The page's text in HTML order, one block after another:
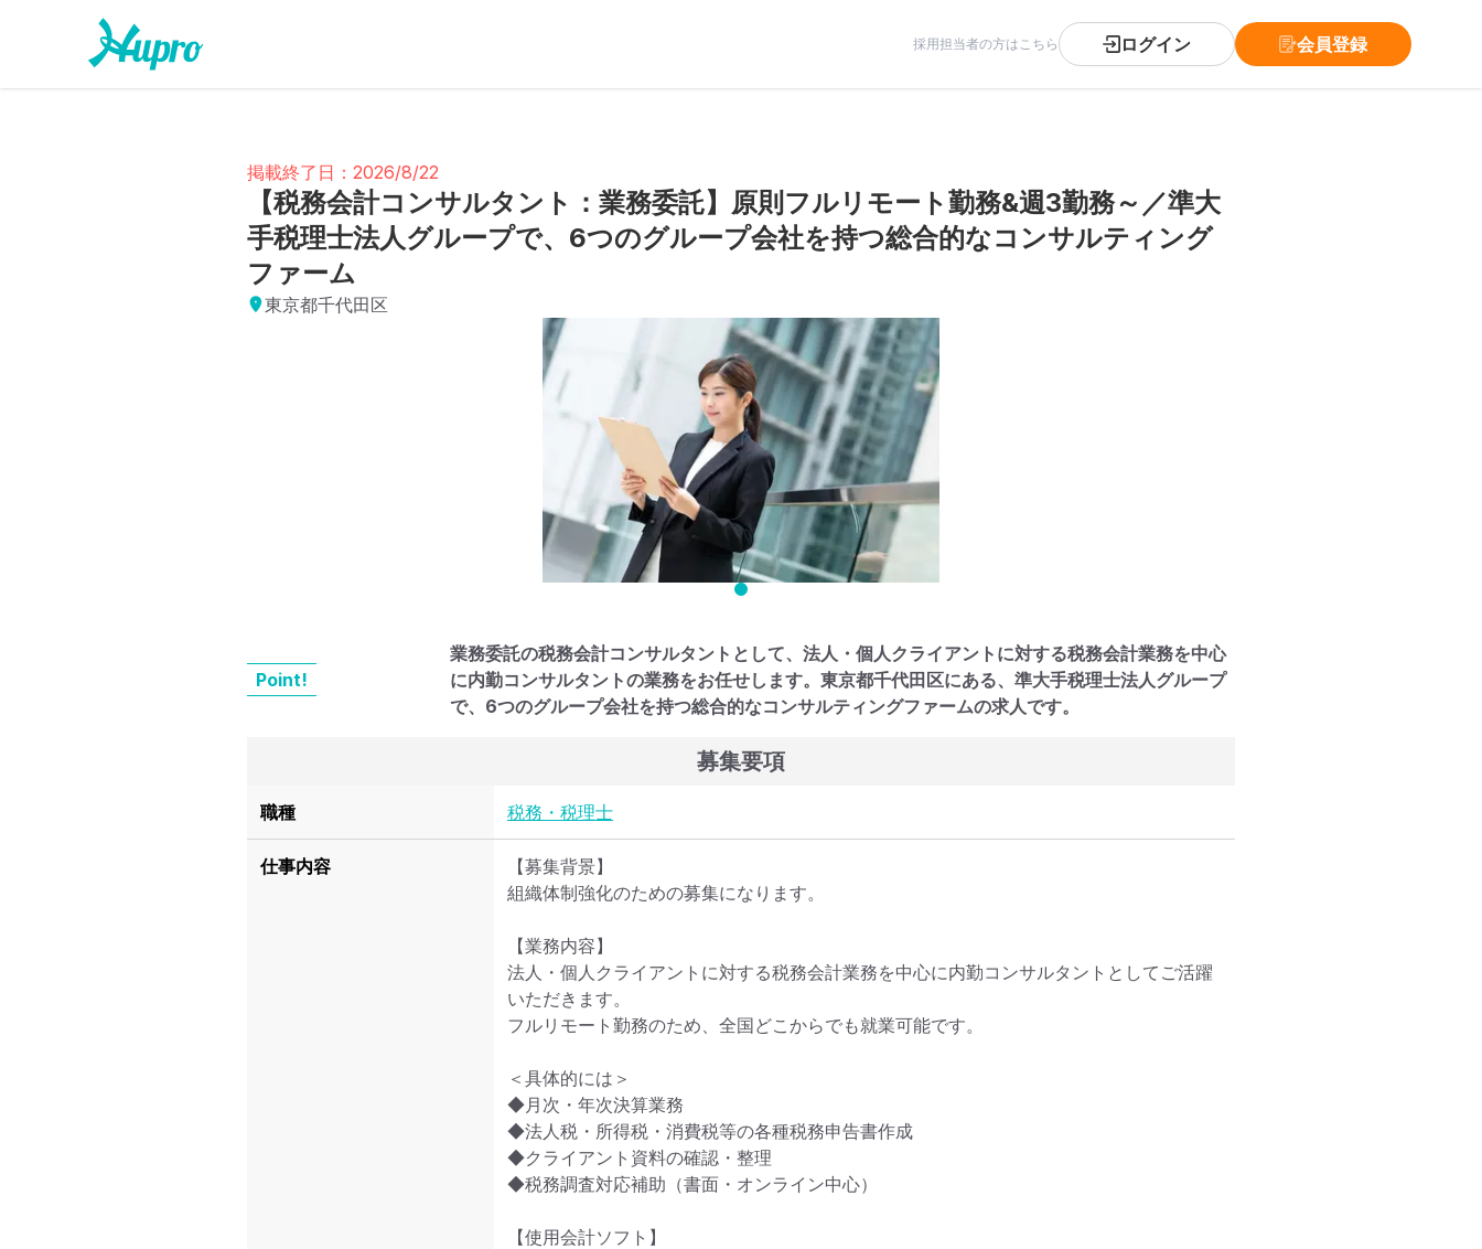
採用担当者の方はこちら ログイン 会員登録
掲載終了日：2026/8/22
【税務会計コンサルタント：業務委託】原則フルリモート勤務&週3勤務～／準大
手税理士法人グループで、6つのグループ会社を持つ総合的なコンサルティング
ファーム
東京都千代田区
Point!
業務委託の税務会計コンサルタントとして、法人・個人クライアントに対する税務会計業務を中心
に内勤コンサルタントの業務をお任せします。東京都千代田区にある、準大手税理士法人グループ
で、6つのグループ会社を持つ総合的なコンサルティングファームの求人です。
募集要項
職種 税務・税理士
仕事内容
【募集背景】
組織体制強化のための募集になります。
【業務内容】
法人・個人クライアントに対する税務会計業務を中心に内勤コンサルタントとしてご活躍
いただきます。
フルリモート勤務のため、全国どこからでも就業可能です。
＜具体的には＞
◆月次・年次決算業務
◆法人税・所得税・消費税等の各種税務申告書作成
◆クライアント資料の確認・整理
◆税務調査対応補助（書面・オンライン中心）
【使用会計ソフト】